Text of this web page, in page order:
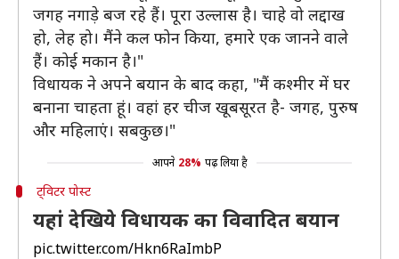
जगह नगाड़े बज रहे हैं। पूरा उल्लास है। चाहे वो लद्दाख
हो, लेह हो। मैंने कल फोन किया, हमारे एक जानने वाले
हैं। कोई मकान है।"
विधायक ने अपने बयान के बाद कहा, "मैं कश्मीर में घर
बनाना चाहता हूं। वहां हर चीज खूबसूरत है- जगह, पुरुष
और महिलाएं। सबकुछ।"
आपने 28% पढ़ लिया है
ट्विटर पोस्ट
यहां देखिये विधायक का विवादित बयान
pic.twitter.com/Hkn6RaImbP